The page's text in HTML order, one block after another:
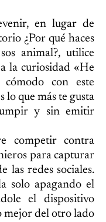
en lugar de
¿Por qué haces
animal?, utilice
la curiosidad «He
con este
lo que más te gusta
y sin emitir
competir contra
para capturar
las redes sociales.
solo apagando el
el dispositivo
mejor del otro lado